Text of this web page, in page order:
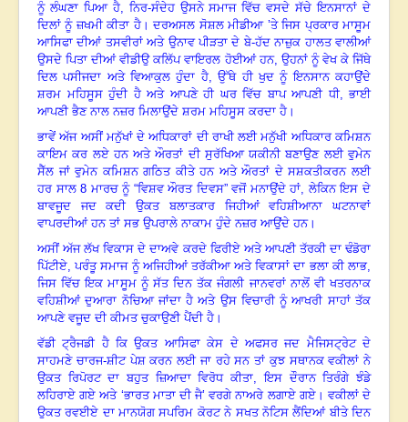
ਨੂੰ ਲੰਘਣਾ ਪਿਆ ਹੈ, ਨਿਰ-ਸੰਦੇਹ ਉਸਨੇ ਸਮਾਜ ਵਿੱਚ ਵਸਦੇ ਸੱਚੇ ਇਨਸਾਨਾਂ ਦੇ
ਦਿਲਾਂ ਨੂੰ ਜ਼ਖਮੀ ਕੀਤਾ ਹੈ। ਦਰਅਸਲ ਸੋਸ਼ਲ ਮੀਡੀਆ ’ਤੇ ਜਿਸ ਪ੍ਰਕਾਰ ਮਾਸੂਮ
ਆਸਿਫਾ ਦੀਆਂ ਤਸਵੀਰਾਂ ਅਤੇ ਉਨਾਵ ਪੀੜਤਾ ਦੇ ਬੇ-ਹੱਦ ਨਾਜ਼ੁਕ ਹਾਲਤ ਵਾਲੀਆਂ
ਉਸਦੇ ਪਿਤਾ ਦੀਆਂ ਵੀਡੀਉ ਕਲਿੱਪ ਵਾਇਰਲ ਹੋਈਆਂ ਹਨ, ਉਹਨਾਂ ਨੂੰ ਵੇਖ ਕੇ ਜਿੱਥੇ
ਦਿਲ ਪਸੀਜਦਾ ਅਤੇ ਵਿਆਕੁਲ ਹੁੰਦਾ ਹੈ, ਉੱਥੇ ਹੀ ਖੁਦ ਨੂੰ ਇਨਸਾਨ ਕਹਾਉਂਦੇ
ਸ਼ਰਮ ਮਹਿਸੂਸ ਹੁੰਦੀ ਹੈ ਅਤੇ ਆਪਣੇ ਹੀ ਘਰ ਵਿੱਚ ਬਾਪ ਆਪਣੀ ਧੀ, ਭਾਈ
ਆਪਣੀ ਭੈਣ ਨਾਲ ਨਜ਼ਰ ਮਿਲਾਉਂਦੇ ਸ਼ਰਮ ਮਹਿਸੂਸ ਕਰਦਾ ਹੈ।
ਭਾਵੇਂ ਅੱਜ ਅਸੀਂ ਮਨੁੱਖਾਂ ਦੇ ਅਧਿਕਾਰਾਂ ਦੀ ਰਾਖੀ ਲਈ ਮਨੁੱਖੀ ਅਧਿਕਾਰ ਕਮਿਸ਼ਨ
ਕਾਇਮ ਕਰ ਲਏ ਹਨ ਅਤੇ ਔਰਤਾਂ ਦੀ ਸੁਰੱਖਿਆ ਯਕੀਨੀ ਬਣਾਉਣ ਲਈ ਵੁਮੇਨ
ਸੈੱਲ ਜਾਂ ਵੁਮੇਨ ਕਮਿਸ਼ਨ ਗਠਿਤ ਕੀਤੇ ਹਨ ਅਤੇ ਔਰਤਾਂ ਦੇ ਸਸ਼ਕਤੀਕਰਨ ਲਈ
ਹਰ ਸਾਲ8 ਮਾਰਚ ਨੂੰ “ਵਿਸ਼ਵ ਔਰਤ ਦਿਵਸ” ਵਜੋਂ ਮਨਾਉਂਦੇ ਹਾਂ, ਲੇਕਿਨ ਇਸ ਦੇ
ਬਾਵਜੂਦ ਜਦ ਕਦੀ ਉਕਤ ਬਲਾਤਕਾਰ ਜਿਹੀਆਂ ਵਹਿਸ਼ੀਆਨਾ ਘਟਨਾਵਾਂ
ਵਾਪਰਦੀਆਂ ਹਨ ਤਾਂ ਸਭ ਉਪਰਾਲੇ ਨਾਕਾਮ ਹੁੰਦੇ ਨਜ਼ਰ ਆਉਂਦੇ ਹਨ।
ਅਸੀਂ ਅੱਜ ਲੱਖ ਵਿਕਾਸ ਦੇ ਦਾਅਵੇ ਕਰਦੇ ਫਿਰੀਏ ਅਤੇ ਆਪਣੀ ਤੱਰਕੀ ਦਾ ਢੰਡੋਰਾ
ਪਿੱਟੀਏ, ਪਰੰਤੂ ਸਮਾਜ ਨੂੰ ਅਜਿਹੀਆਂ ਤਰੱਕੀਆ ਅਤੇ ਵਿਕਾਸਾਂ ਦਾ ਭਲਾ ਕੀ ਲਾਭ,
ਜਿਸ ਵਿੱਚ ਇਕ ਮਾਸੂਮ ਨੂੰ ਸੱਤ ਦਿਨ ਤੱਕ ਜੰਗਲੀ ਜਾਨਵਰਾਂ ਨਾਲੋਂ ਵੀ ਖਤਰਨਾਕ
ਵਹਿਸ਼ੀਆਂ ਦੁਆਰਾ ਨੋਚਿਆ ਜਾਂਦਾ ਹੈ ਅਤੇ ਉਸ ਵਿਚਾਰੀ ਨੂੰ ਆਖਰੀ ਸਾਹਾਂ ਤੱਕ
ਆਪਣੇ ਵਜੂਦ ਦੀ ਕੀਮਤ ਚੁਕਾਉਣੀ ਪੈਂਦੀ ਹੈ।
ਵੱਡੀ ਟ੍ਰੈਜਡੀ ਹੈ ਕਿ ਉਕਤ ਆਸਿਫਾ ਕੇਸ ਦੇ ਅਫਸਰ ਜਦ ਮੈਜਿਸਟ੍ਰੇਟ ਦੇ
ਸਾਹਮਣੇ ਚਾਰਜ-ਸ਼ੀਟ ਪੇਸ਼ ਕਰਨ ਲਈ ਜਾ ਰਹੇ ਸਨ ਤਾਂ ਕੁਝ ਸਥਾਨਕ ਵਕੀਲਾਂ ਨੇ
ਉਕਤ ਰਿਪੋਰਟ ਦਾ ਬਹੁਤ ਜ਼ਿਆਦਾ ਵਿਰੋਧ ਕੀਤਾ, ਇਸ ਦੌਰਾਨ ਤਿਰੰਗੇ ਝੰਡੇ
ਲਹਿਰਾਏ ਗਏ ਅਤੇ ‘ਭਾਰਤ ਮਾਤਾ ਦੀ ਜੈ’ ਵਰਗੇ ਨਾਅਰੇ ਲਗਾਏ ਗਏ। ਵਕੀਲਾਂ ਦੇ
ਉਕਤ ਰਵਈਏ ਦਾ ਮਾਨਯੋਗ ਸਪਰਿਮ ਕੋਰਟ ਨੇ ਸਖਤ ਨੋਟਿਸ ਲੈਂਦਿਆਂ ਬੀਤੇ ਦਿਨ